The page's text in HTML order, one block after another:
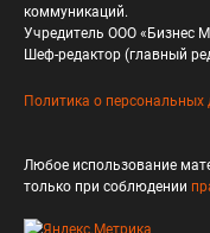
коммуникаций.
Учредитель ООО «Бизнес
Шеф-редактор (главный
Политика о персональных
Любое использование
только при соблюдении